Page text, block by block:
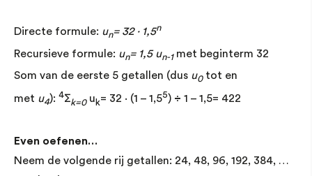
Directe formule: un= 32 · 1,5n
Recursieve formule: un= 1,5 un-1met beginterm 32
Som van de eerste 5 getallen (dus u0tot en
met u4): 4∑k=0u k= 32 · (1 – 1,55) ÷ 1 – 1,5= 422
Even oefenen…
Neem de volgende rij getallen: 24, 48, 96, 192, 384, …